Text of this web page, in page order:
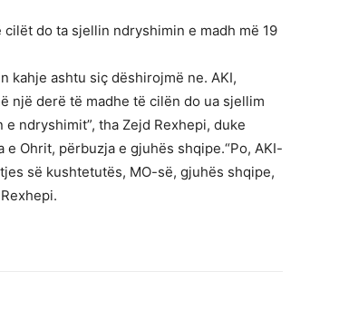
do ta sjellin ndryshimin e madh më 19
kahje ashtu siç dëshirojmë ne. AKI,
një derë të madhe të cilën do ua sjellim
ndryshimit”, tha Zejd Rexhepi, duke
Ohrit, përbuzja e gjuhës shqipe.“Po, AKI-
së kushtetutës, MO-së, gjuhës shqipe,